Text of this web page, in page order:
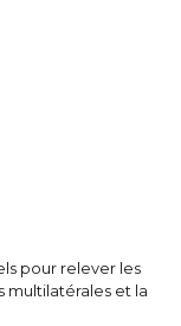
pour relever les
multilatérales et la